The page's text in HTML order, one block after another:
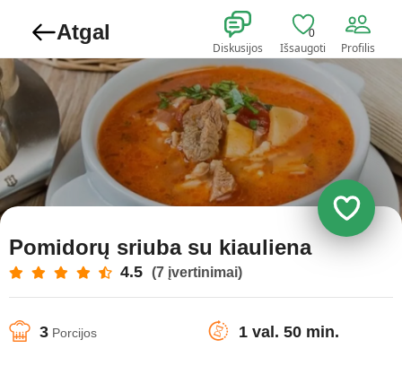
Atgal
Diskusijos
0
Išsaugoti Profilis
Pomidorų sriuba su kiauliena
4.5 (7 įvertinimai)
3 Porcijos 1 val. 50 min.